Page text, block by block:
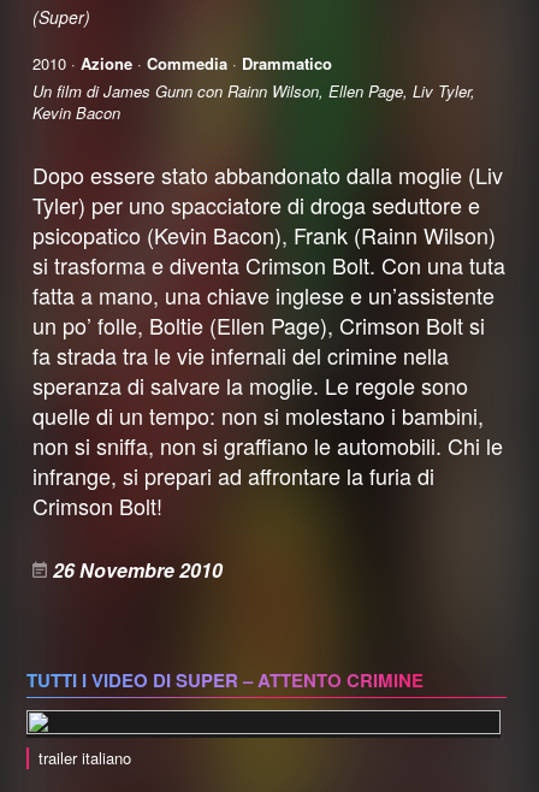
(Super)
2010 · Azione· Commedia· Drammatico
Un film di James Gunn con Rainn Wilson, Ellen Page, Liv Tyler,
Kevin Bacon
Dopo essere stato abbandonato dalla moglie (Liv
Tyler) per uno spacciatore di droga seduttore e
psicopatico (Kevin Bacon), Frank (Rainn Wilson)
si trasforma e diventa Crimson Bolt. Con una tuta
fatta a mano, una chiave inglese e un’assistente
un po’ folle, Boltie (Ellen Page), Crimson Bolt si
fa strada tra le vie infernali del crimine nella
speranza di salvare la moglie. Le regole sono
quelle di un tempo: non si molestano i bambini,
non si sniffa, non si graffiano le automobili. Chi le
infrange, si prepari ad affrontare la furia di
Crimson Bolt!
26 Novembre 2010
TUTTI I VIDEO DI SUPER – ATTENTO CRIMINE
trailer italiano